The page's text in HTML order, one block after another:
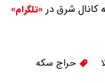
کانال شرق در «تلگرام»
حراج سکه